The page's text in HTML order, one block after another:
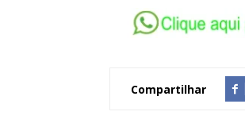
Compartilhar